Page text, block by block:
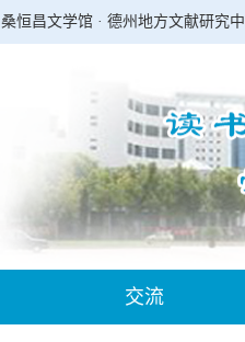
桑恒昌文学馆 · 德州地方文献研究
交流